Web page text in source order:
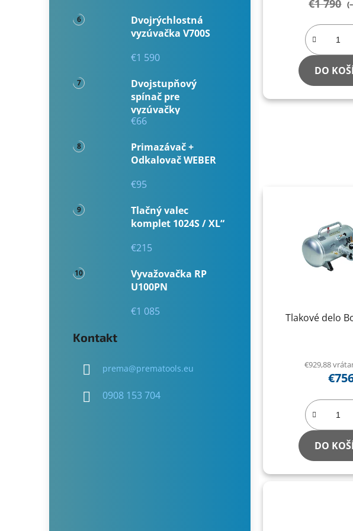
Dvojrýchlostná
vyzúvačka V700S
€1 590
Dvojstupňový
spínač pre
vyzúvačky
€66
Primazávač +
Odkalovač WEBER
€95
Tlačný valec
komplet 1024S / XL“
€215
Vyvažovačka RP
U100PN
€1 085
Kontakt
prema@prematools.eu
0908 153 704
€1 790
DO
Tlakové delo
€929,88
DO